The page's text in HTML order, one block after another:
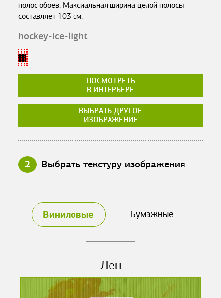
полос обоев. Максиальная ширина целой полосы
составляет 103 см.
hockey-ice-light
ПОСМОТРЕТЬ
В ИНТЕРЬЕРЕ
ВЫБРАТЬ ДРУГОЕ
ИЗОБРАЖЕНИЕ
2 Выбрать текстуру изображения
Виниловые Бумажные
Лен